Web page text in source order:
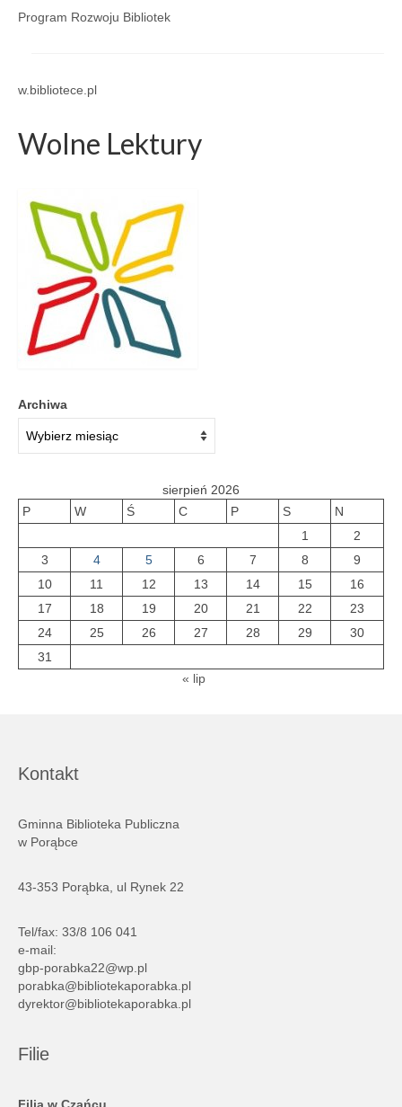
Program Rozwoju Bibliotek
w.bibliotece.pl
Wolne Lektury
Archiwa
sierpień 2026
P
W Ś C P S
N
1
2
3
4 5 6 7 8
9
10
11 12 13 14 15
16
17
18 19 20 21 22
23
24
25 26 27 28 29
30
31
« lip
Kontakt
Gminna Biblioteka Publiczna
w Porąbce
43-353 Porąbka, ul Rynek 22
Tel/fax: 33/8 106 041
e-mail:
gbp-porabka22@wp.pl
porabka@bibliotekaporabka.pl
dyrektor@bibliotekaporabka.pl
Filie